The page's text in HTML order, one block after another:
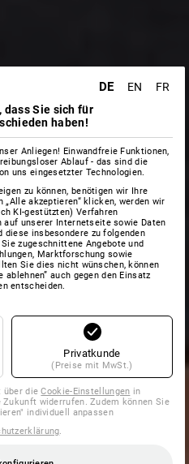
DE EN
FR
dass Sie sich für
haben!
Anliegen! Einwandfreie Funktionen,
Ablauf - das sind die
uns eingesetzter Technologien.
zu können, benötigen wir Ihre
akzeptieren“ klicken, werden wir
KI-gestützten) Verfahren
unserer Internetseite sowie Daten
insbesondere zu folgenden
zugeschnittene Angebote und
Marktforschung sowie
Sie dies nicht wünschen, können
auch gegen den Einsatz
entscheiden.
Privatkunde
(Preise mit MwSt.)
über dieCookie-Einstellungen in
widerrufen. Zudem können Sie
individuell anpassen